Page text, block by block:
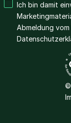
Ich bin damit
Abmeldung
©